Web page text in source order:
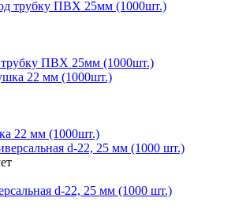
трубку ПВХ 25мм (1000шт.)
22 мм (1000шт.)
d-22, 25 мм (1000 шт.)